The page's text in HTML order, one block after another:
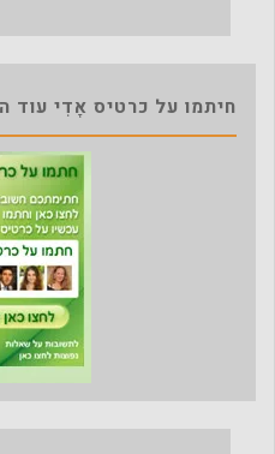
חיתמו על כרטיס אָדִי עוד